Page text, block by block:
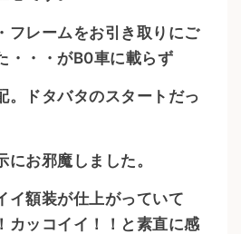
フレームをお引き取りにご
・・・がB0車に載らず
。ドタバタのスタートだっ
お邪魔しました。
イ額装が仕上がっていて
カッコイイ！！と素直に感